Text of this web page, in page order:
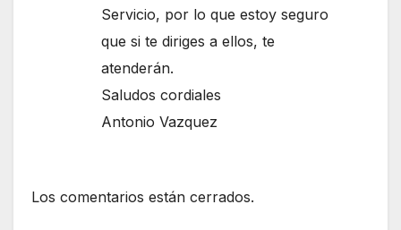
Servicio, por lo que estoy seguro
que si te diriges a ellos, te
atenderán.
Saludos cordiales
Antonio Vazquez
Los comentarios están cerrados.